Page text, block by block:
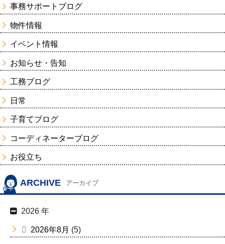
事務サポートブログ
物件情報
イベント情報
お知らせ・告知
工務ブログ
日常
子育てブログ
コーディネーターブログ
お役立ち
ARCHIVE アーカイブ
2026 年
2026年8月 (5)